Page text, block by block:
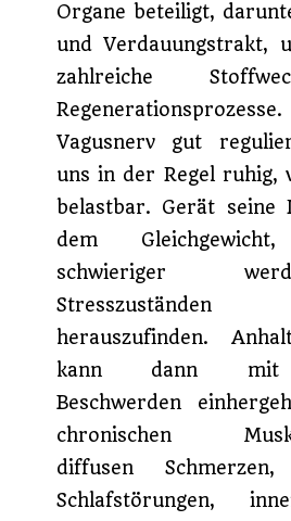
Organe beteiligt,
und Verdauungstrakt,
zahlreiche
Vagusnerv gut
uns in der Regel ruhig,
belastbar. Gerät seine
dem
schwieriger
herauszufinden.
kann dann mit
Beschwerden
chronischen
diffusen Schmerzen,
Schlafstörungen,